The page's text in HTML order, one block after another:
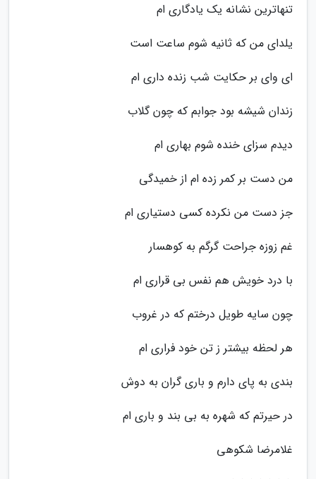
تنهاترین نشانه یک یادگاری ام
یلدای من که ثانیه شوم ساعت است
ای وای بر حکایت شب زنده داری ام
زندان شیشه بود جوابم که چون گلاب
دیدم سزای خنده شوم بهاری ام
من دست بر کمر زده ام از خمیدگی
جز دست من نکرده کسی دستیاری ام
غم زوزه جراحت گرگم به کوهسار
با درد خویش هم نفس بی قراری ام
چون سایه طویل درختم که در غروب
هر لحظه بیشتر ز تن خود فراری ام
بندی به پای دارم و باری گران به دوش
در حیرتم که شهره به بی بند و باری ام
غلامرضا شکوهی